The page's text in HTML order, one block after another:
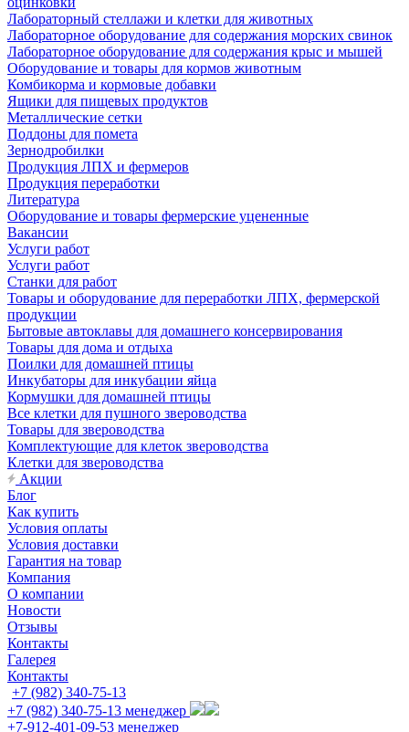
Лабораторный стеллажи и клетки для животных
Лабораторное оборудование для содержания морских свинок
Лабораторное оборудование для содержания крыс и мышей
Оборудование и товары для кормов животным
Комбикорма и кормовые добавки
Ящики для пищевых продуктов
Металлические сетки
Поддоны для помета
Зернодробилки
Продукция ЛПХ и фермеров
Продукция переработки
Литература
Оборудование и товары фермерские уцененные
Вакансии
Услуги работ
Услуги работ
Станки для работ
Товары и оборудование для переработки ЛПХ, фермерской
продукции
Бытовые автоклавы для домашнего консервирования
Товары для дома и отдыха
Поилки для домашней птицы
Инкубаторы для инкубации яйца
Кормушки для домашней птицы
Все клетки для пушного звероводства
Товары для звероводства
Комплектующие для клеток звероводства
Клетки для звероводства
Акции
Блог
Как купить
Условия оплаты
Условия доставки
Гарантия на товар
Компания
О компании
Новости
Отзывы
Контакты
Галерея
Контакты
+7 (982) 340-75-13
+7 (982) 340-75-13 менеджер
+7-912-401-09-53 менеджер